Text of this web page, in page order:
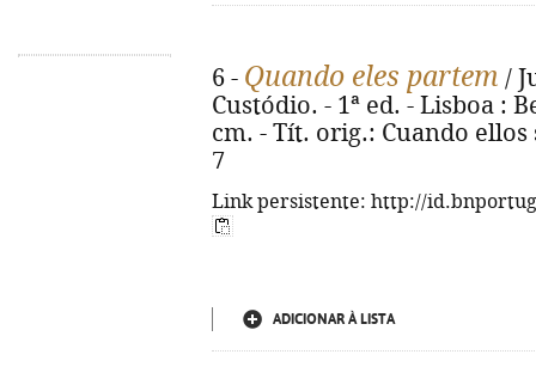
6 - Quando eles partem /
Custódio. - 1ª ed. - Lisboa :
cm. - Tít. orig.: Cuando ellos
7
Link persistente: http://
ADICIONAR À LISTA